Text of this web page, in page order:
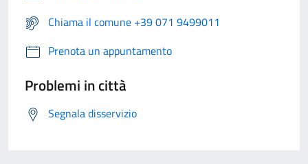
Chiama il comune +39 071 9499011
Prenota un appuntamento
Problemi in città
Segnala disservizio